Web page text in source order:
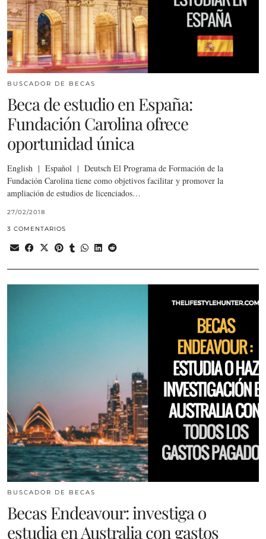
BUSCADOR DE BECAS
Beca de estudio en España:
Fundación Carolina ofrece
oportunidad única
English | Español | Deutsch El Programa de Formación de la
Fundación Carolina tiene como objetivos facilitar y promover la
ampliación de estudios de licenciados…
27/02/2018
3 COMENTARIOS
BUSCADOR DE BECAS
Becas Endeavour: investiga o
estudia en Australia con gastos